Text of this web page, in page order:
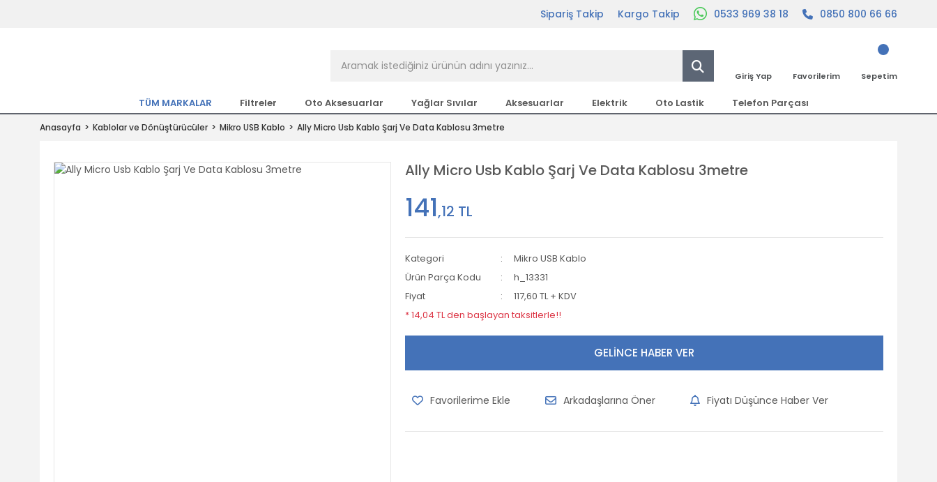
Tıkla Al, Mutlu Kal!
Sipariş Takip Kargo Takip 0533 969 38 18 0850 800 66 66
Giriş Yap Favorilerim Sepetim
TÜM MARKALAR Filtreler Oto Aksesuarlar Yağlar Sıvılar Aksesuarlar Elektrik Oto Lastik Telefon Parçası
Anasayfa Kablolar ve Dönüştürücüler Mikro USB Kablo Ally Micro Usb Kablo Şarj Ve Data Kablosu 3metre
Ally Micro Usb Kablo Şarj Ve Data Kablosu 3metre
141,12 TL
Kategori
Mikro USB Kablo
Ürün Parça Kodu
h_13331
Fiyat
117,60 TL + KDV
* 14,04 TL den başlayan taksitlerle!!
GELİNCE HABER VER
Arkadaşlarına Öner Fiyatı Düşünce Haber Ver